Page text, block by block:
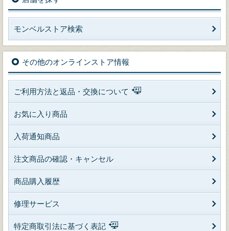
モンベルストア検索
その他のオンラインストア情報
ご利用方法と返品・交換について
お気に入り商品
入荷通知商品
注文商品の確認・キャンセル
商品購入履歴
修理サービス
特定商取引法に基づく表記